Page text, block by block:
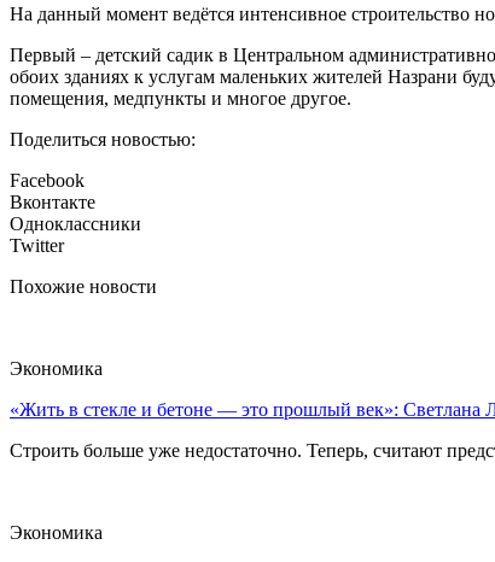
На данный момент ведётся интенсивное строительство
Первый – детский садик в Центральном
обоих зданиях к услугам маленьких жителей Назрани
помещения, медпункты и многое другое.
Поделиться новостью:
Facebook
Вконтакте
Одноклассники
Twitter
Похожие новости
Экономика
«Жить в стекле и бетоне — это прошлый век»: Светлана
Строить больше уже недостаточно. Теперь, считают
Экономика